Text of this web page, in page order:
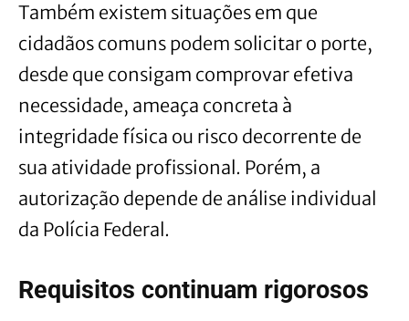
Também existem situações em que
cidadãos comuns podem solicitar o porte,
desde que consigam comprovar efetiva
necessidade, ameaça concreta à
integridade física ou risco decorrente de
sua atividade profissional. Porém, a
autorização depende de análise individual
da Polícia Federal.
Requisitos continuam rigorosos